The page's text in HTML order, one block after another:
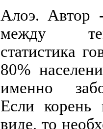
Алоэ. Автор
между
статистика
80%
именно
Если корень
виде, то